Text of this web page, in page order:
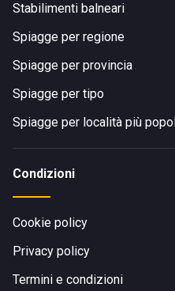
Stabilimenti balneari
Spiagge per regione
Spiagge per provincia
Spiagge per tipo
Spiagge per località più
Condizioni
Cookie policy
Privacy policy
Termini e condizioni